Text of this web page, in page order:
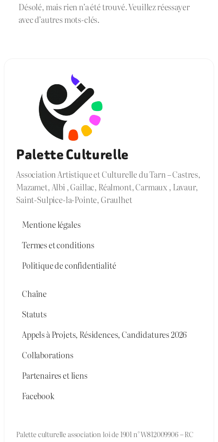
Désolé, mais rien n’a été trouvé. Veuillez réessayer
avec d’autres mots-clés.
Palette Culturelle
Association Artistique et Culturelle du Tarn – Castres,
Mazamet, Albi , Gaillac, Réalmont, Carmaux , Lavaur,
Saint-Sulpice-la-Pointe, Graulhet
Mentione légales
Termes et conditions
Politique de confidentialité
Chaîne
Statuts
Appels à Projets, Résidences, Candidatures 2026
Collaborations
Partenaires et liens
Facebook
Palette culturelle association loi de 1901 n° W812009906 – RC